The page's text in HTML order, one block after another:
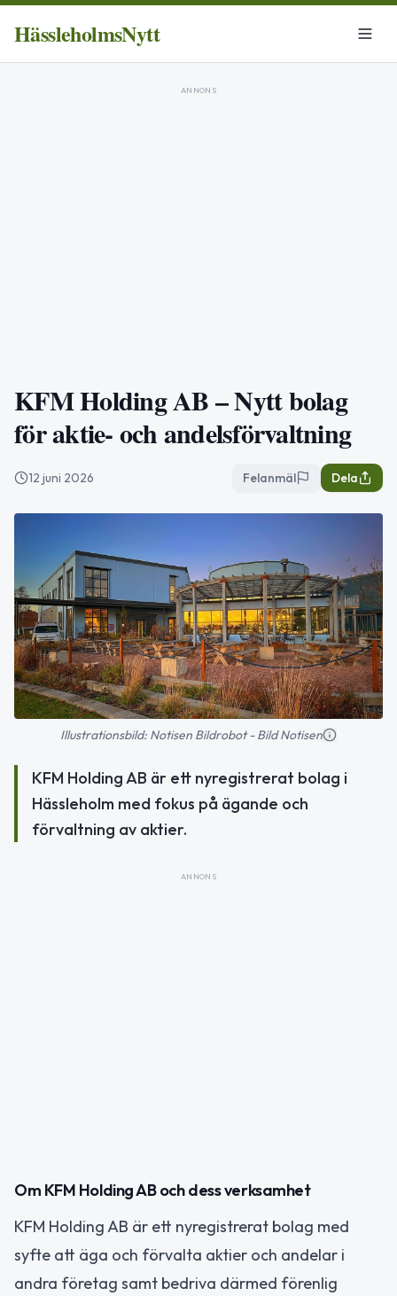
HässleholmsNytt
ANNONS
KFM Holding AB – Nytt bolag
för aktie- och andelsförvaltning
12 juni 2026 Felanmäl Dela
Illustrationsbild: Notisen Bildrobot - Bild Notisen
KFM Holding AB är ett nyregistrerat bolag i
Hässleholm med fokus på ägande och
förvaltning av aktier.
ANNONS
Om KFM Holding AB och dess verksamhet
KFM Holding AB är ett nyregistrerat bolag med
syfte att äga och förvalta aktier och andelar i
andra företag samt bedriva därmed förenlig